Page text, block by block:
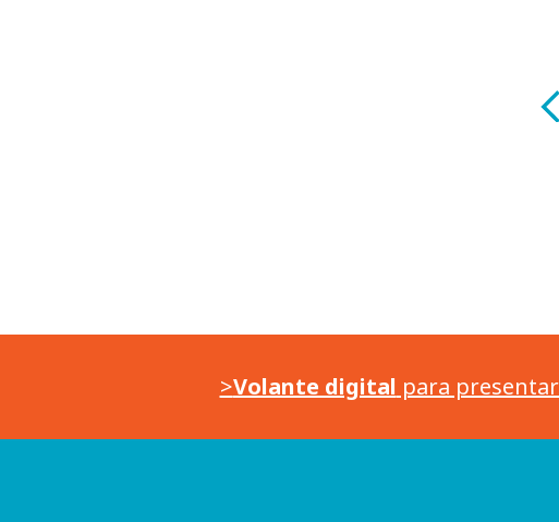
>Volante digital para